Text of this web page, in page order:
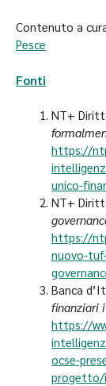
Contenuto a
Pesce
Fonti
NT+
https://
unico-
NT+
https://
nuovo-
Banca
finanziari
https://
ocse-
progetto/